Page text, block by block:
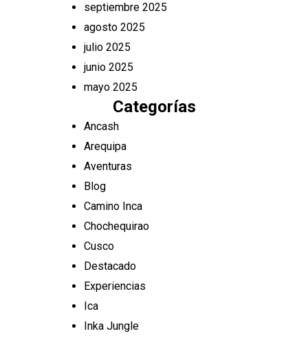
septiembre 2025
agosto 2025
julio 2025
junio 2025
mayo 2025
Categorías
Ancash
Arequipa
Aventuras
Blog
Camino Inca
Chochequirao
Cusco
Destacado
Experiencias
Ica
Inka Jungle